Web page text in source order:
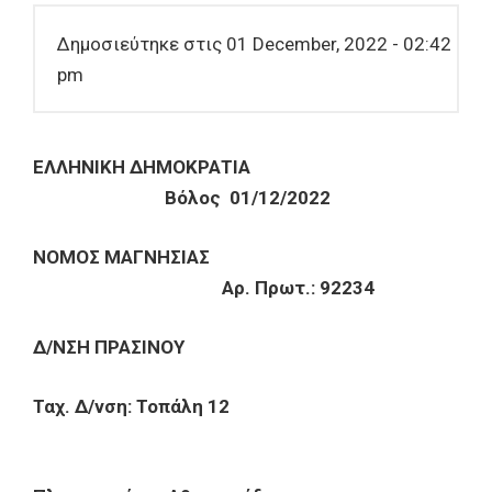
Δημοσιεύτηκε στις 01 December, 2022 - 02:42
pm
ΕΛΛΗΝΙΚΗ ΔΗΜΟΚΡΑΤΙΑ
Βόλος 01/12/2022
ΝΟΜΟΣ ΜΑΓΝΗΣΙΑΣ
Αρ. Πρωτ.: 92234
Δ/ΝΣΗ ΠΡΑΣΙΝΟΥ
Ταχ. Δ/νση: Τοπάλη 12